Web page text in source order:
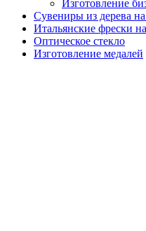
Изготовление
Сувениры из дерева на
Итальянские фрески на
Оптическое стекло
Изготовление медалей